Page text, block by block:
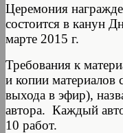
Церемония
состоится в канун
марте 2015 г.
Требования к
и копии материалов
выхода в эфир),
автора. Каждый
10 работ.